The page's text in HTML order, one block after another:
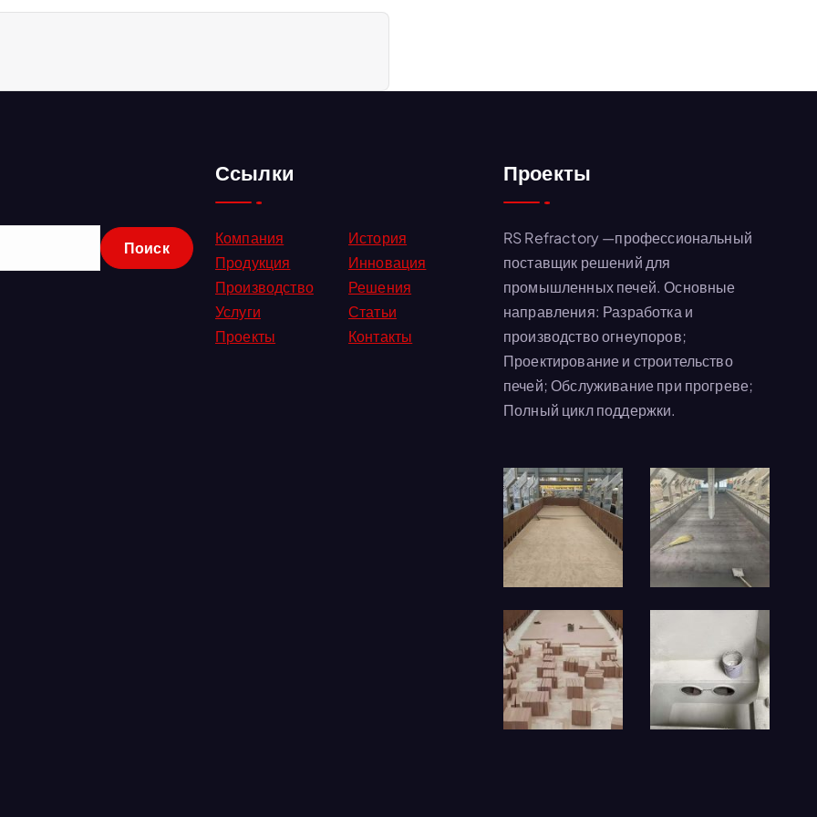
Ссылки
Компания
История
Продукция
Инновация
Производство
Решения
Услуги
Статьи
Проекты
Контакты
Проекты
RS Refractory —профессиональный
поставщик решений для
промышленных печей. Основные
направления: Разработка и
производство огнеупоров;
Проектирование и строительство
печей; Обслуживание при прогреве;
Полный цикл поддержки.